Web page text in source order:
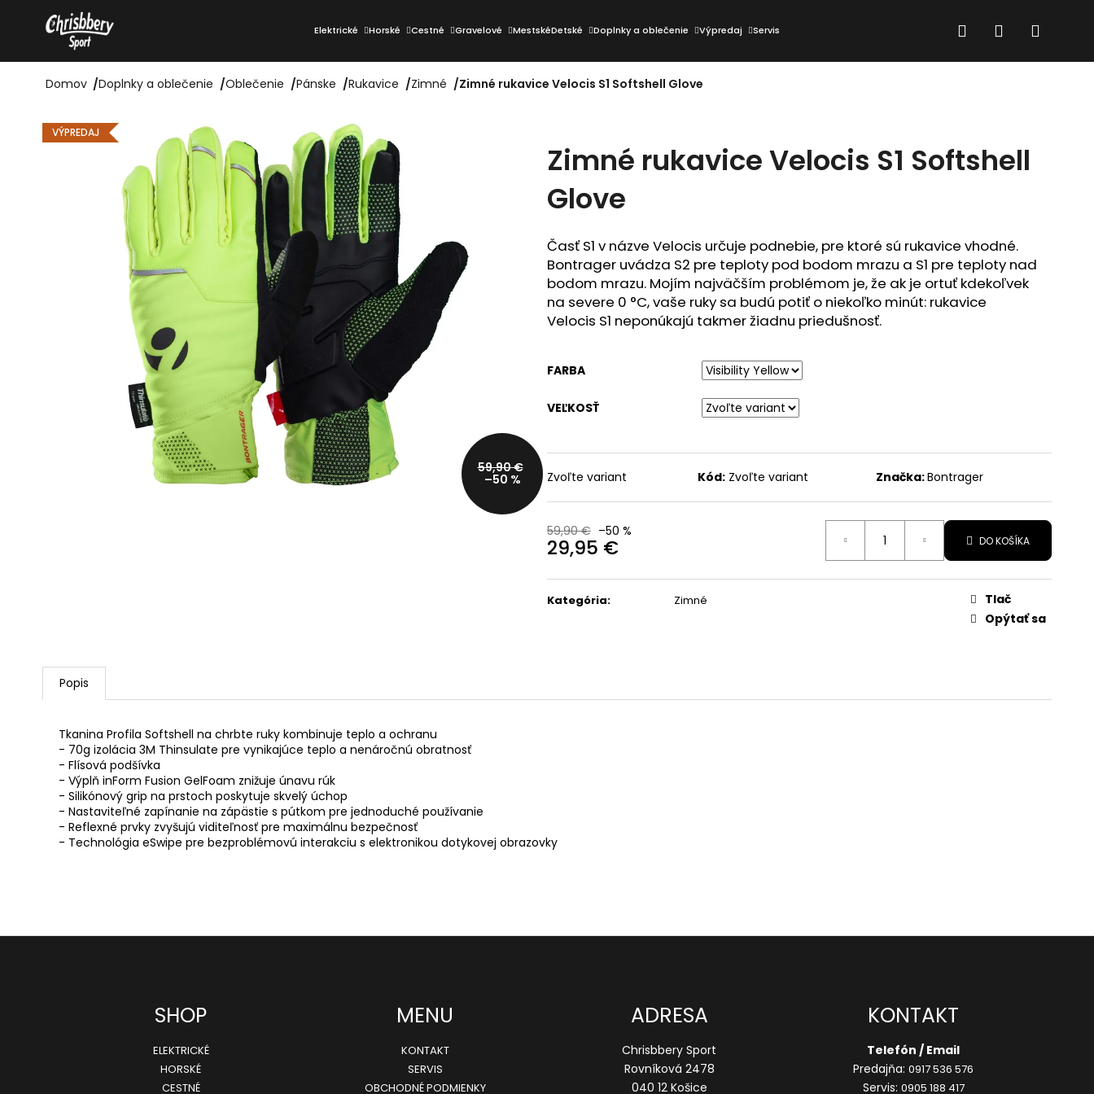
Elektrické Horské Cestné Gravelové MestskéDetské Doplnky a oblečenie Výpredaj Servis HľadaťPrihlásenie
Domov /Doplnky a oblečenie /Oblečenie /Pánske /Rukavice /Zimné /Zimné rukavice Velocis S1 Softshell Glove
Zimné rukavice Velocis S1 Softshell
Glove
Časť S1 v názve Velocis určuje podnebie, pre ktoré sú rukavice vhodné.
Bontrager uvádza S2 pre teploty pod bodom mrazu a S1 pre teploty nad
bodom mrazu. Mojím najväčším problémom je, že ak je ortuť kdekoľvek
na severe 0 °C, vaše ruky sa budú potiť o niekoľko minút: rukavice
Velocis S1 neponúkajú takmer žiadnu priedušnosť.
FARBA
VEĽKOSŤ
Zvoľte variant Kód: Zvoľte variant Značka:Bontrager
59,90 € –50 %
29,95 €
cena:
DO KOŠÍKA
Kategória: Zimné
Tlač
Opýtať sa
VÝPREDAJ
59,90 €
–50 %
Popis
Tkanina Profila Softshell na chrbte ruky kombinuje teplo a ochranu
- 70g izolácia 3M Thinsulate pre vynikajúce teplo a nenáročnú obratnosť
- Flísová podšívka
- Výplň inForm Fusion GelFoam znižuje únavu rúk
- Silikónový grip na prstoch poskytuje skvelý úchop
- Nastaviteľné zapínanie na zápästie s pútkom pre jednoduché používanie
- Reflexné prvky zvyšujú viditeľnosť pre maximálnu bezpečnosť
- Technológia eSwipe pre bezproblémovú interakciu s elektronikou dotykovej obrazovky
š
Späť
obchodu
Späť
obchodu
Čo potrebujete nájsť?
HĽADAŤ
Nasledujúce
PREDNÝ BLATNÍK TREK
ENDURO
9,99 €
BICYKEL TREK SLASH 8
SHOP
ELEKTRICKÉ
HORSKÉ
CESTNÉ
MENU
KONTAKT
SERVIS
OBCHODNÉ PODMIENKY
ADRESA
Chrisbbery Sport
Rovníková 2478
040 12 Košice
KONTAKT
Telefón / Email
Predajňa: 0917 536 576
Servis: 0905 188 417